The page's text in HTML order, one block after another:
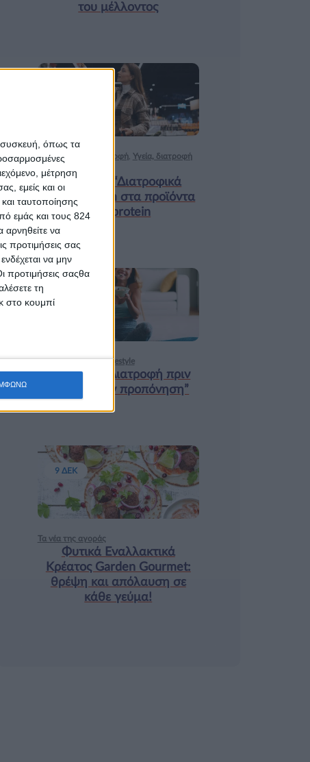
συσκευή, όπως τα
μέτρηση
εμείς και οι
ταυτοποίησης
εμάς και τους 824
αρνηθείτε να
προτιμήσεις σας
να μην
προτιμήσεις σαςθα
τη
στο κουμπί
του μέλλοντος
Ισορροπημένη διατροφή, Υγεία, διατροφή
& lifestyle
Κεφάλαιο “Διατροφικά
trends”: zoοm στα προϊόντα
high protein
Υγεία, διατροφή & lifestyle
Κεφάλαιο “Διατροφή πριν
και μετά την προπόνηση”
Τα νέα της αγοράς
Φυτικά Εναλλακτικά
Κρέατος Garden Gourmet:
θρέψη και απόλαυση σε
κάθε γεύμα!
9 ΔΕΚ